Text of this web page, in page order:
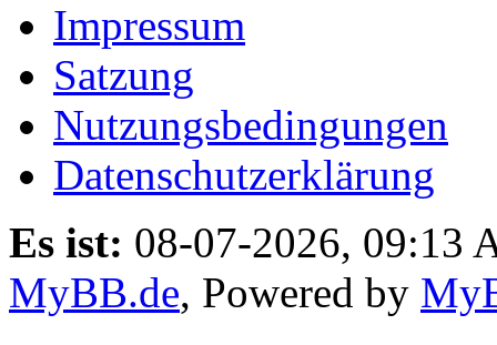
Impressum
Satzung
Nutzungsbedingungen
Datenschutzerklärung
Es ist: 08-07-2026, 09:13
MyBB.de, Powered by